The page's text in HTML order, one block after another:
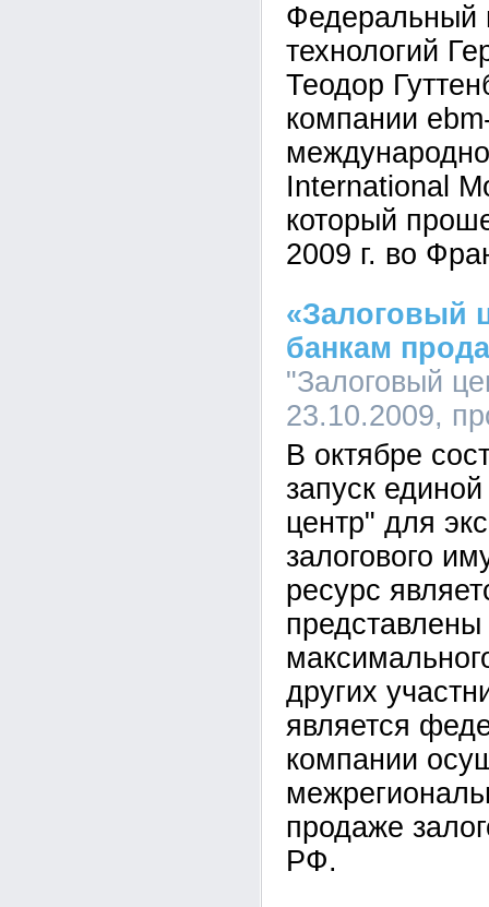
Федеральный
технологий
Теодор
компании
International
который
2009 г. во
«Залоговый
банкам
"Залоговый
23.10.2009,
В октябре
запуск
центр" для
залогового
ресурс
других
является
компании
продаже
РФ.